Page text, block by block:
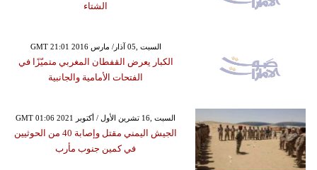
الشتاء
GMT 21:01 2016 السبت ,05 آذار/ مارس
الكبار يعرض القفطان المغربي متميّزًا في
الفتحات الأمامية والجانبية
GMT 01:06 2021 السبت ,16 تشرين الأول / أكتوبر
الجيش اليمني مقتل وإصابة 40 من الحوثيين
في كمين جنوب مأرب